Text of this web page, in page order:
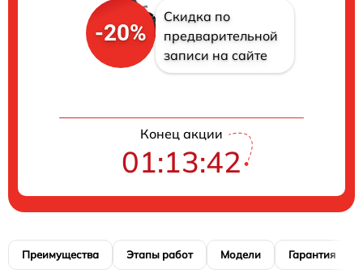
-20%
Скидка по
предварительной
записи на сайте
Конец акции
01:13:42
Преимущества Этапы работ Модели Гарантия